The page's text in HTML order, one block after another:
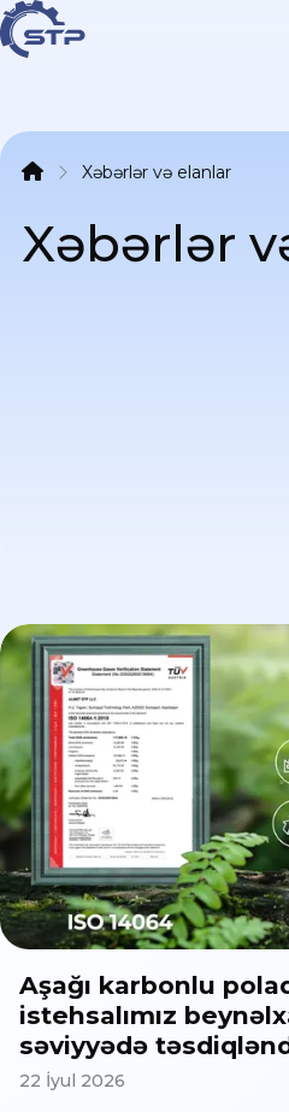
Xəbərlər və elanlar
Xəbərlər
Aşağı karbonlu
istehsalımız
səviyyədə
22 İyul 2026